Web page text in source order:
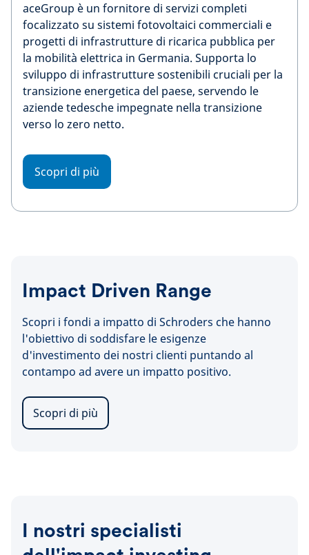
aceGroup è un fornitore di servizi completi
focalizzato su sistemi fotovoltaici commerciali e
progetti di infrastrutture di ricarica pubblica per
la mobilità elettrica in Germania. Supporta lo
sviluppo di infrastrutture sostenibili cruciali per la
transizione energetica del paese, servendo le
aziende tedesche impegnate nella transizione
verso lo zero netto.
Scopri di più
Impact Driven Range
Scopri i fondi a impatto di Schroders che hanno
l'obiettivo di soddisfare le esigenze
d'investimento dei nostri clienti puntando al
contampo ad avere un impatto positivo.
Scopri di più
I nostri specialisti